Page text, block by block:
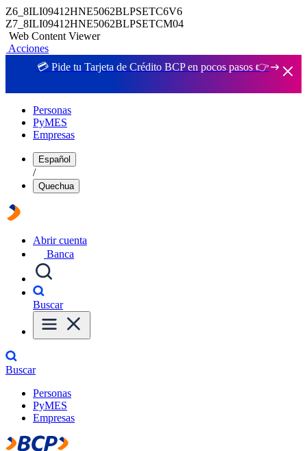
Z6_8ILI09412HNE5062BLPSETC6V6
Z7_8ILI09412HNE5062BLPSETCM04
Web Content Viewer
Acciones
💳 Pide tu Tarjeta de Crédito BCP en pocos pasos 👉
Personas
PyMES
Empresas
Español
/
Quechua
Abrir cuenta
Banca
Buscar
Buscar
Personas
PyMES
Empresas